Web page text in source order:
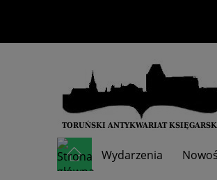
Wydarzenia